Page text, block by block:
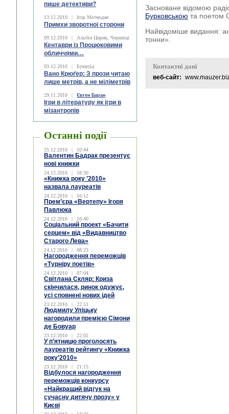
пише детективи?
13.12.2010 | Ігор Мочкодан
Примхи зворотної сторони
09.12.2010 | Альбін Цирик, Чернівці
Кентаври із Процюковими
обличчями…
03.12.2010 | Буквоїд
Вано Крюґер: З прози читаю
лише метрів, а не міліметрів
29.11.2010 | Євген Баран
Ігри в літературу як ігри в
мізантропів
Останні події
25.12.2010 | 10:44
Валентин Бадрак презентує
нові книжки
24.12.2010 | 18:30
«Книжка року ’2010»
назвала лауреатів
24.12.2010 | 16:12
Прем’єра «Вертепу» Ігоря
Павлюка
24.12.2010 | 10:40
Соціальний проект «Бачити
серцем» від «Видавництво
Старого Лева»
24.12.2010 | 08:23
Нагородження переможців
«Турніру поетів»
24.12.2010 | 07:04
Світлана Скляр: Криза
скінчилася, ринок одужує,
усі сповнені нових ідей
23.12.2010 | 22:51
Людмилу Уліцьку
нагородили премією Сімони
де Бовуар
23.12.2010 | 22:02
У п’ятницю проголосять
лауреатів рейтингу «Книжка
року’2010»
23.12.2010 | 21:15
Відбулося нагородження
переможців конкурсу
«Найкращий відгук на
сучасну дитячу прозу» у
Києві
Засноване відомою
Бурковською та поетом
Найвідоміше видання:
тонни».
Контактні дані
веб-сайт: